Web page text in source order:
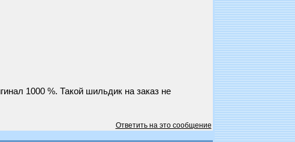
1000 %. Такой шильдик на заказ не
Ответить на это сообщение